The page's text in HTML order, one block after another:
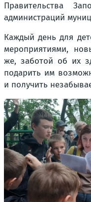
Правительства
администраций
Каждый день для
мероприятиями,
же, заботой об их
подарить им
и получить